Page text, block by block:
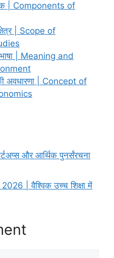
| Components of
| Scope of
| Meaning and
की अवधारणा | Concept of
और आर्थिक पुनर्संरचना
2026 | वैश्विक उच्च शिक्षा में